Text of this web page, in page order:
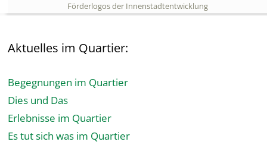
Förderlogos der Innenstadtentwicklung
Aktuelles im Quartier:
Begegnungen im Quartier
Dies und Das
Erlebnisse im Quartier
Es tut sich was im Quartier